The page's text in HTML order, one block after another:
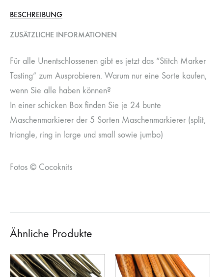
BESCHREIBUNG
ZUSÄTZLICHE INFORMATIONEN
Für alle Unentschlossenen gibt es jetzt das “Stitch Marker
Tasting” zum Ausprobieren. Warum nur eine Sorte kaufen,
wenn Sie alle haben können?
In einer schicken Box finden Sie je 24 bunte
Maschenmarkierer der 5 Sorten Maschenmarkierer (split,
triangle, ring in large und small sowie jumbo)
Fotos © Cocoknits
Ähnliche Produkte